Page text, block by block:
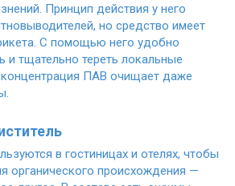
Принцип действия у него
но средство имеет
С помощью него удобно
и тщательно тереть локальные
концентрация ПАВ очищает даже
в гостиницах и отелях, чтобы
органического происхождения —